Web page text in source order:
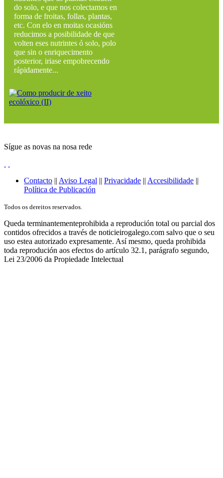
do solo, e que nos colectamos en
forma de froitas, follas, plantas,
etc. Con elo en moitas ocasións
reducimos a posibilidade de que
volten eses nutrintes ó solo, polo
que sin o enriquecimento
posterior, iriase empobrecendo
rápidamente...
Sígue as novas na nosa rede
Contacto || Aviso Legal || Privacidade || Accesibilidade ||
Política de Publicación
Todos os dereitos reservados.
Queda terminantementeprohibida a reprodución total ou parcial dos
contidos ofrecidos a través de noticieirogalego.com salvo que o seu
uso estea autorizado expresamente. Así mesmo, queda prohibida
toda reprodución aos efectos do artículo 32.1, parágrafo segundo,
Lei 23/2006 da Propiedade Intelectual